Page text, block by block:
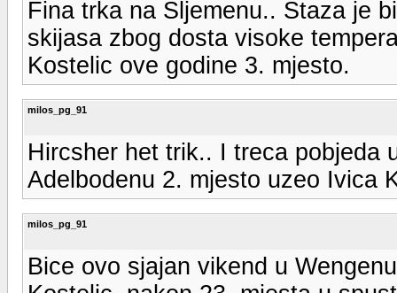
Fina trka na Sljemenu.. Staza je
skijasa zbog dosta visoke
Kostelic ove godine 3. mjesto.
milos_pg_91
Hircsher het trik.. I treca pobjeda
Adelbodenu 2. mjesto uzeo Ivica
milos_pg_91
Bice ovo sjajan vikend u